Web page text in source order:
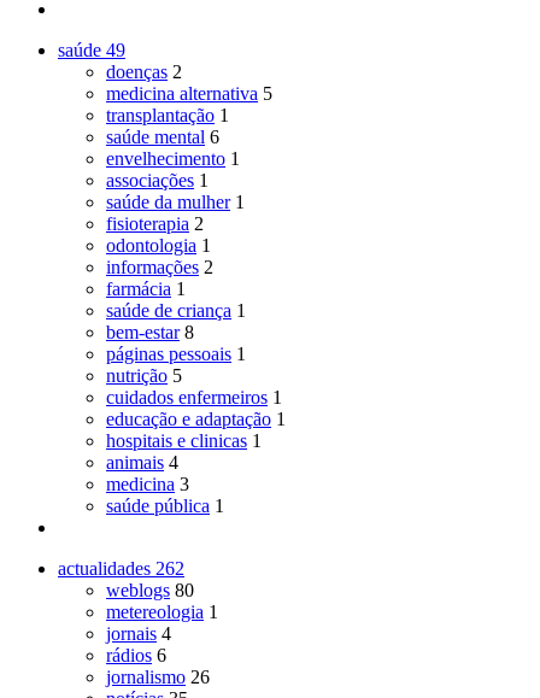
saúde 49
doenças 2
medicina alternativa 5
transplantação 1
saúde mental 6
envelhecimento 1
associações 1
saúde da mulher 1
fisioterapia 2
odontologia 1
informações 2
farmácia 1
saúde de criança 1
bem-estar 8
páginas pessoais 1
nutrição 5
cuidados enfermeiros 1
educação e adaptação 1
hospitais e clinicas 1
animais 4
medicina 3
saúde pública 1
actualidades 262
weblogs 80
metereologia 1
jornais 4
rádios 6
jornalismo 26